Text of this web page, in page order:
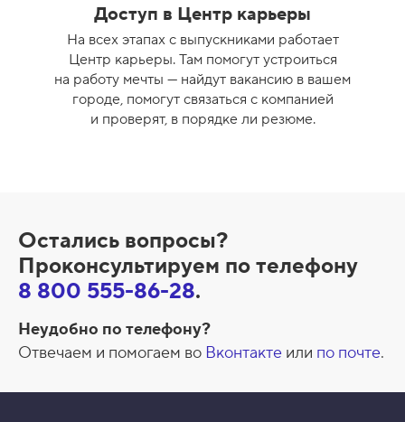
Доступ в Центр карьеры
На всех этапах с выпускниками работает
Центр карьеры. Там помогут устроиться
на работу мечты — найдут вакансию в вашем
городе, помогут связаться с компанией
и проверят, в порядке ли резюме.
К
о
н
т
а
к
т
Остались вопросы?
Проконсультируем по телефону
8 800 555-86-28.
Неудобно по телефону?
Отвечаем и помогаем во Вконтакте или по почте.